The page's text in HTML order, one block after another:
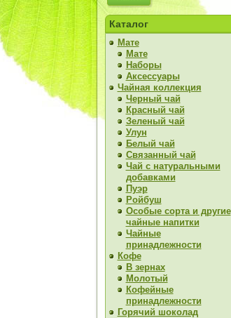
Каталог
Мате
Мате
Наборы
Аксессуары
Чайная коллекция
Черный чай
Красный чай
Зеленый чай
Улун
Белый чай
Связанный чай
Чай с натуральными
добавками
Пуэр
Ройбуш
Особые сорта и другие
чайные напитки
Чайные
принадлежности
Кофе
В зернах
Молотый
Кофейные
принадлежности
Горячий шоколад